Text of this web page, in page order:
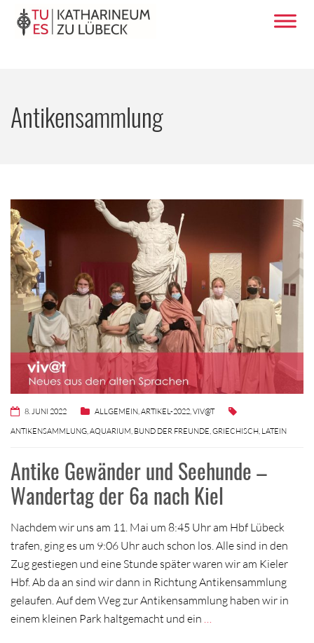
Antikensammlung
8. JUNI 2022 ALLGEMEIN,ARTIKEL-2022,VIV@T
ANTIKENSAMMLUNG,AQUARIUM, BUND DER FREUNDE,GRIECHISCH, LATEIN
Antike Gewänder und Seehunde –
Wandertag der 6a nach Kiel
Nachdem wir uns am 11. Mai um 8:45 Uhr am Hbf Lübeck
trafen, ging es um 9:06 Uhr auch schon los. Alle sind in den
Zug gestiegen und eine Stunde später waren wir am Kieler
Hbf. Ab da an sind wir dann in Richtung Antikensammlung
gelaufen. Auf dem Weg zur Antikensammlung haben wir in
einem kleinen Park haltgemacht und ein …